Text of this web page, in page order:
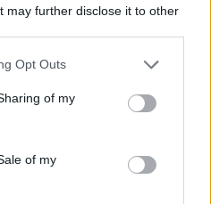
may further disclose it to other
uses one or more Google
behaviour. You may click to
and its third-party tags to
purposes in below Google
Opt Outs
of my
of my
segítség a paksi